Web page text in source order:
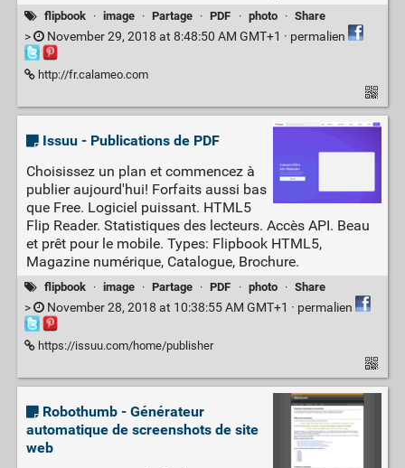
flipbook · image · Partage · PDF · photo · Share
> November 29, 2018 at 8:48:50 AM GMT+1 · permalien
http://fr.calameo.com
Issuu - Publications de PDF
Choisissez un plan et commencez à
publier aujourd'hui! Forfaits aussi bas
que Free. Logiciel puissant. HTML5
Flip Reader. Statistiques des lecteurs. Accès API. Beau
et prêt pour le mobile. Types: Flipbook HTML5,
Magazine numérique, Catalogue, Brochure.
flipbook · image · Partage · PDF · photo · Share
> November 28, 2018 at 10:38:55 AM GMT+1 · permalien
https://issuu.com/home/publisher
Robothumb - Générateur
automatique de screenshots de site
web